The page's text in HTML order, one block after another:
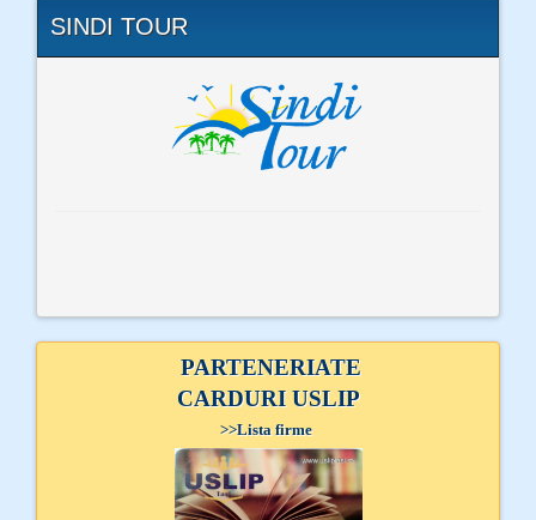
SINDI TOUR
PARTENERIATE
CARDURI USLIP
>>Lista firme